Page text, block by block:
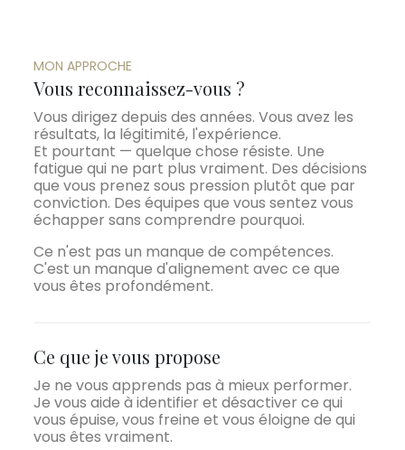
MON APPROCHE
Vous reconnaissez-vous ?
Vous dirigez depuis des années. Vous avez les
résultats, la légitimité, l'expérience.
Et pourtant — quelque chose résiste. Une
fatigue qui ne part plus vraiment. Des décisions
que vous prenez sous pression plutôt que par
conviction. Des équipes que vous sentez vous
échapper sans comprendre pourquoi.
Ce n'est pas un manque de compétences.
C'est un manque d'alignement avec ce que
vous êtes profondément.
Ce que je vous propose
Je ne vous apprends pas à mieux performer.
Je vous aide à identifier et désactiver ce qui
vous épuise, vous freine et vous éloigne de qui
vous êtes vraiment.